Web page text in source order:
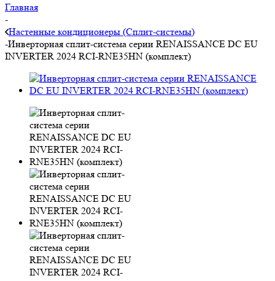
Главная
-
Настенные кондиционеры (Сплит-системы)
-Инверторная сплит-система серии RENAISSANCE DC EU
INVERTER 2024 RCI-RNE35HN (комплект)